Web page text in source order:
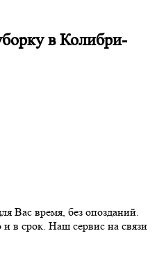
в Колибри-
Вас время, без опозданий.
в срок. Наш сервис на связи